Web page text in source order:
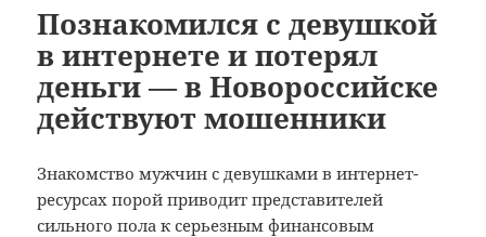
Познакомился с девушкой
в интернете и потерял
деньги — в Новороссийске
действуют мошенники
Знакомство мужчин с девушками в интернет-
ресурсах порой приводит представителей
сильного пола к серьезным финансовым